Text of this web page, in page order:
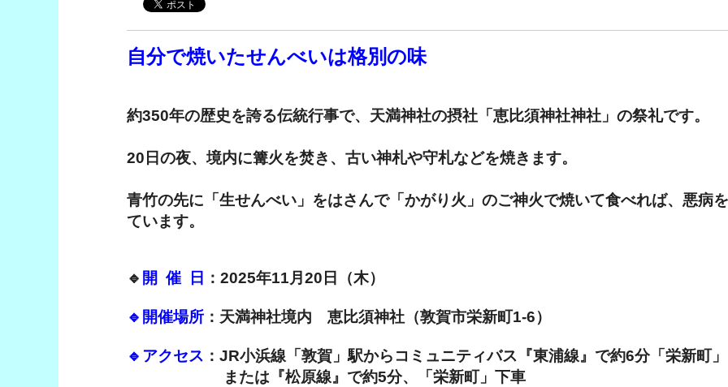
自分で焼いたせんべいは格別の味
約350年の歴史を誇る伝統行事で、天満神社の摂社「恵比須神社神社」の祭礼です。
20日の夜、境内に篝火を焚き、古い神札や守札などを焼きます。
青竹の先に「生せんべい」をはさんで「かがり火」のご神火で焼いて食べれば、悪病
ています。
🔹 開 催 日 ：2025年11月20日（木）
🔹開催場所 ：天満神社境内 恵比須神社（敦賀市栄新町1-6）
🔹アクセス ：JR小浜線「敦賀」駅からコミュニティバス『東浦線』で約6分「栄新町
または『松原線』で約5分、「栄新町」下車